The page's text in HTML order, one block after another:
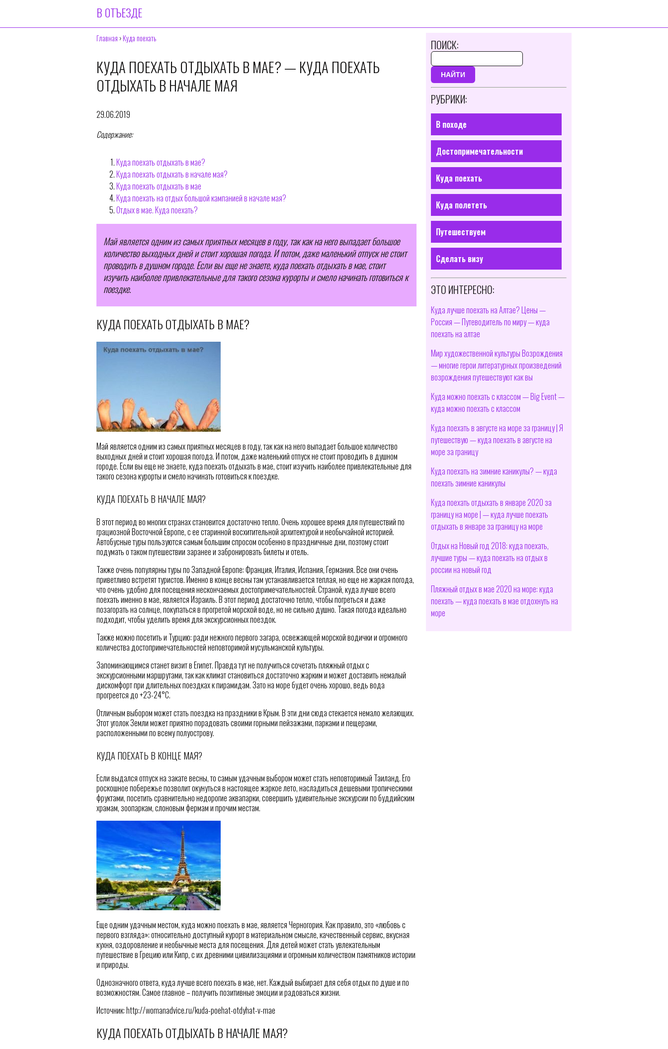
В ОТЪЕЗДЕ
Главная ›Куда поехать
КУДА ПОЕХАТЬ ОТДЫХАТЬ В МАЕ? — КУДА ПОЕХАТЬ
ОТДЫХАТЬ В НАЧАЛЕ МАЯ
29.06.2019
Содержание:
Куда поехать отдыхать в мае?
Куда поехать отдыхать в начале мая?
Куда поехать отдыхать в мае
Куда поехать на отдых большой кампанией в начале мая?
Отдых в мае. Куда поехать?
Май является одним из самых приятных месяцев в году, так как на него выпадает большое
количество выходных дней и стоит хорошая погода. И потом, даже маленький отпуск не стоит
проводить в душном городе. Если вы еще не знаете, куда поехать отдыхать в мае, стоит
изучить наиболее привлекательные для такого сезона курорты и смело начинать готовиться к
поездке.
КУДА ПОЕХАТЬ ОТДЫХАТЬ В МАЕ?
Май является одним из самых приятных месяцев в году, так как на него выпадает большое количество
выходных дней и стоит хорошая погода. И потом, даже маленький отпуск не стоит проводить в душном
городе. Если вы еще не знаете, куда поехать отдыхать в мае, стоит изучить наиболее привлекательные для
такого сезона курорты и смело начинать готовиться к поездке.
КУДА ПОЕХАТЬ В НАЧАЛЕ МАЯ?
В этот период во многих странах становится достаточно тепло. Очень хорошее время для путешествий по
грациозной Восточной Европе, с ее старинной восхитительной архитектурой и необычайной историей.
Автобусные туры пользуются самым большим спросом особенно в праздничные дни, поэтому стоит
подумать о таком путешествии заранее и забронировать билеты и отель.
Также очень популярны туры по Западной Европе: Франция, Италия, Испания, Германия. Все они очень
приветливо встретят туристов. Именно в конце весны там устанавливается теплая, но еще не жаркая погода,
что очень удобно для посещения нескончаемых достопримечательностей. Страной, куда лучше всего
поехать именно в мае, является Израиль. В этот период достаточно тепло, чтобы погреться и даже
позагорать на солнце, покупаться в прогретой морской воде, но не сильно душно. Такая погода идеально
подходит, чтобы уделить время для экскурсионных поездок.
Также можно посетить и Турцию: ради нежного первого загара, освежающей морской водички и огромного
количества достопримечательностей неповторимой мусульманской культуры.
Запоминающимся станет визит в Египет. Правда тут не получиться сочетать пляжный отдых с
экскурсионными маршрутами, так как климат становиться достаточно жарким и может доставить немалый
дискомфорт при длительных поездках к пирамидам. Зато на море будет очень хорошо, ведь вода
прогреется до +23-24°С.
Отличным выбором может стать поездка на праздники в Крым. В эти дни сюда стекается немало желающих.
Этот уголок Земли может приятно порадовать своими горными пейзажами, парками и пещерами,
расположенными по всему полуострову.
КУДА ПОЕХАТЬ В КОНЦЕ МАЯ?
Если выдался отпуск на закате весны, то самым удачным выбором может стать неповторимый Таиланд. Его
роскошное побережье позволит окунуться в настоящее жаркое лето, насладиться дешевыми тропическими
фруктами, посетить сравнительно недорогие аквапарки, совершить удивительные экскурсии по буддийским
храмам, зоопаркам, слоновым фермам и прочим местам.
Еще одним удачным местом, куда можно поехать в мае, является Черногория. Как правило, это «любовь с
первого взгляда»: относительно доступный курорт в материальном смысле, качественный сервис, вкусная
кухня, оздоровление и необычные места для посещения. Для детей может стать увлекательным
путешествие в Грецию или Кипр, с их древними цивилизациями и огромным количеством памятников истории
и природы.
Однозначного ответа, куда лучше всего поехать в мае, нет. Каждый выбирает для себя отдых по душе и по
возможностям. Самое главное – получить позитивные эмоции и радоваться жизни.
Источник: http://womanadvice.ru/kuda-poehat-otdyhat-v-mae
КУДА ПОЕХАТЬ ОТДЫХАТЬ В НАЧАЛЕ МАЯ?
ПОИСК:
НАЙТИ
РУБРИКИ:
В походе
Достопримечательности
Куда поехать
Куда полететь
Путешествуем
Сделать визу
ЭТО ИНТЕРЕСНО:
Куда лучше поехать на Алтае? Цены —
Россия — Путеводитель по миру — куда
поехать на алтае
Мир художественной культуры Возрождения
— многие герои литературных произведений
возрождения путешествуют как вы
Куда можно поехать с классом — Big Event —
куда можно поехать с классом
Куда поехать в августе на море за границу | Я
путешествую — куда поехать в августе на
море за границу
Куда поехать на зимние каникулы? — куда
поехать зимние каникулы
Куда поехать отдыхать в январе 2020 за
границу на море | — куда лучше поехать
отдыхать в январе за границу на море
Отдых на Новый год 2018: куда поехать,
лучшие туры — куда поехать на отдых в
россии на новый год
Пляжный отдых в мае 2020 на море: куда
поехать — куда поехать в мае отдохнуть на
море